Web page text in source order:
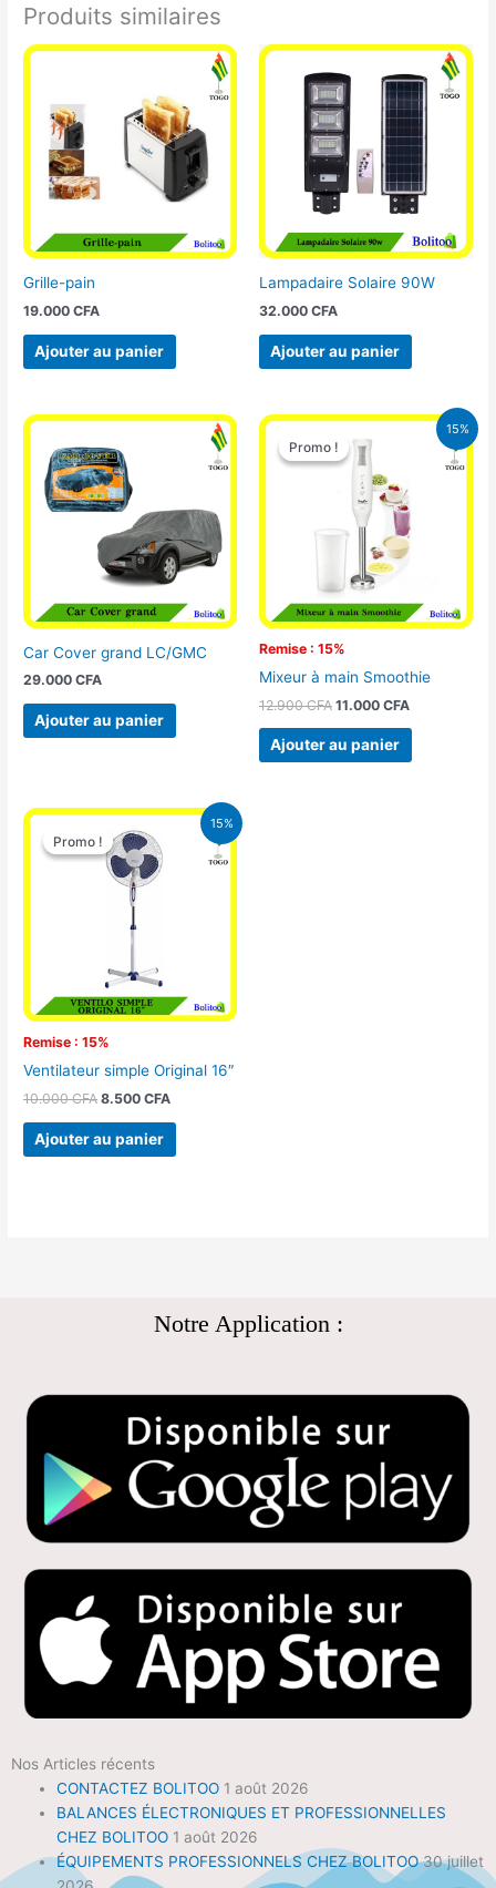
Produits similaires
Grille-pain
19.000CFA
Ajouter au panier
Lampadaire Solaire 90W
32.000 CFA
Ajouter au panier
Car Cover grand LC/GMC
29.000CFA
Ajouter au panier
15%
Promo !
Remise : 15%
Promo !
Mixeur à main Smoothie
12.900CFA
Le
prix
initial
était :
12.900 CFA.
11.000 CFA
Le
Ajouter au panier
15%
Promo !
Remise : 15%
Promo !
Ventilateur simple Original 16″
10.000CFA
Le
prix
initial
était :
10.000 CFA.
8.500CFA
Le
Ajouter au panier
Notre Application :
Nos Articles récents
CONTACTEZ BOLITOO 1 août 2026
BALANCES ÉLECTRONIQUES ET PROFESSIONNELLES
CHEZ BOLITOO 1 août 2026
ÉQUIPEMENTS PROFESSIONNELS CHEZ BOLITOO 30 juillet